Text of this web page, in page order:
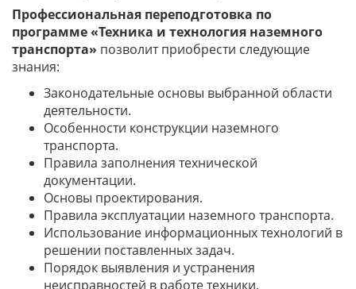
Профессиональная переподготовка по
программе «Техника и технология наземного
транспорта» позволит приобрести следующие
знания:
Законодательные основы выбранной области
деятельности.
Особенности конструкции наземного
транспорта.
Правила заполнения технической
документации.
Основы проектирования.
Правила эксплуатации наземного транспорта.
Использование информационных технологий в
решении поставленных задач.
Порядок выявления и устранения
неисправностей в работе техники.